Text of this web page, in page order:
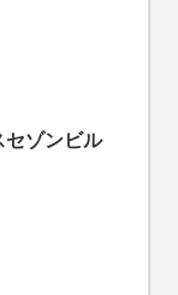
セゾンビル